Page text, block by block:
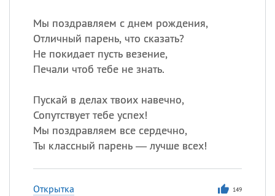
Мы поздравляем с днем рождения,
Отличный парень, что сказать?
Не покидает пусть везение,
Печали чтоб тебе не знать.
Пускай в делах твоих навечно,
Сопутствует тебе успех!
Мы поздравляем все сердечно,
Ты классный парень — лучше всех!
Открытка 149